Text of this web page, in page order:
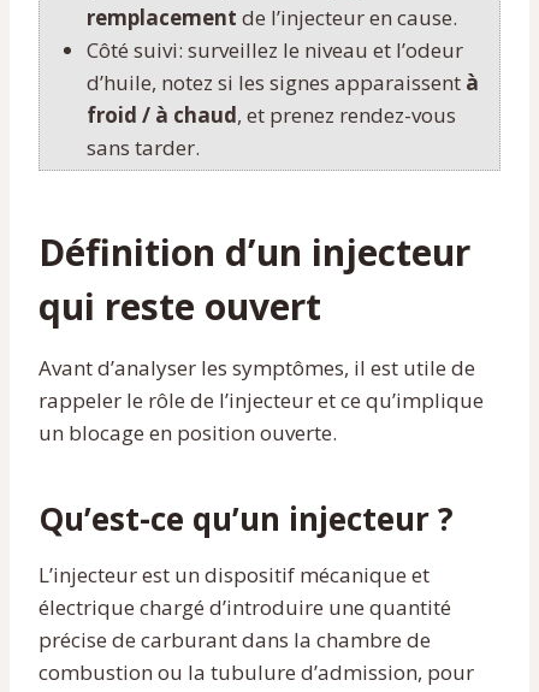
remplacement de l’injecteur en cause.
Côté suivi: surveillez le niveau et l’odeur
d’huile, notez si les signes apparaissent à
froid / à chaud, et prenez rendez-vous
sans tarder.
Définition d’un injecteur
qui reste ouvert
Avant d’analyser les symptômes, il est utile de
rappeler le rôle de l’injecteur et ce qu’implique
un blocage en position ouverte.
Qu’est-ce qu’un injecteur ?
L’injecteur est un dispositif mécanique et
électrique chargé d’introduire une quantité
précise de carburant dans la chambre de
combustion ou la tubulure d’admission, pour